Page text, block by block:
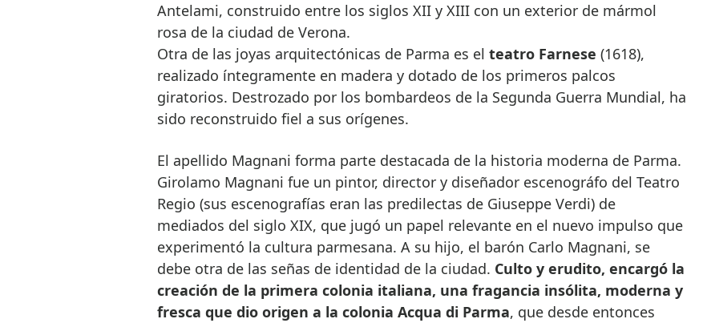
Antelami, construido entre los siglos XII y XIII con un exterior de mármol
rosa de la ciudad de Verona.
Otra de las joyas arquitectónicas de Parma es el teatro Farnese (1618),
realizado íntegramente en madera y dotado de los primeros palcos
giratorios. Destrozado por los bombardeos de la Segunda Guerra Mundial, ha
sido reconstruido fiel a sus orígenes.
El apellido Magnani forma parte destacada de la historia moderna de Parma.
Girolamo Magnani fue un pintor, director y diseñador escenográfo del Teatro
Regio (sus escenografías eran las predilectas de Giuseppe Verdi) de
mediados del siglo XIX, que jugó un papel relevante en el nuevo impulso que
experimentó la cultura parmesana. A su hijo, el barón Carlo Magnani, se
debe otra de las señas de identidad de la ciudad. Culto y erudito, encargó la
creación de la primera colonia italiana, una fragancia insólita, moderna y
fresca que dio origen a la colonia Acqua di Parma, que desde entonces